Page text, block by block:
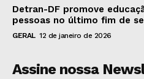
Detran-DF promove
pessoas no último fim de
GERAL 12 de janeiro de 2026
Assine nossa